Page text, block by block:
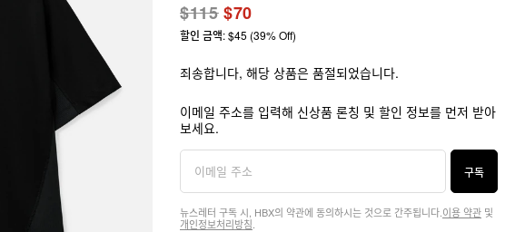
$115$70
할인 금액: $45 (39% Off)
죄송합니다, 해당 상품은 품절되었습니다.
이메일 주소를 입력해 신상품 론칭 및 할인 정보를 먼저 받아
보세요.
구독
뉴스레터 구독 시, HBX의 약관에 동의하시는 것으로 간주됩니다. 이용 약관 및
개인정보처리방침